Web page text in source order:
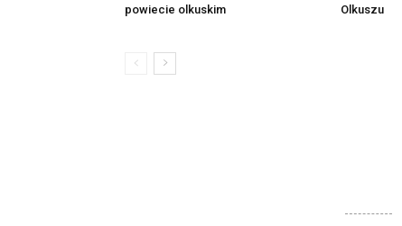
powiecie olkuskim
Olkuszu